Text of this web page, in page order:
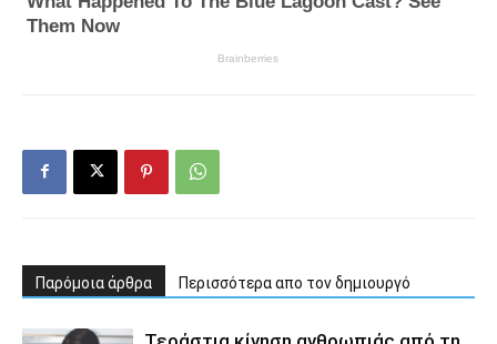
Παρόμοια άρθρα Περισσότερα απο τον δημιουργό